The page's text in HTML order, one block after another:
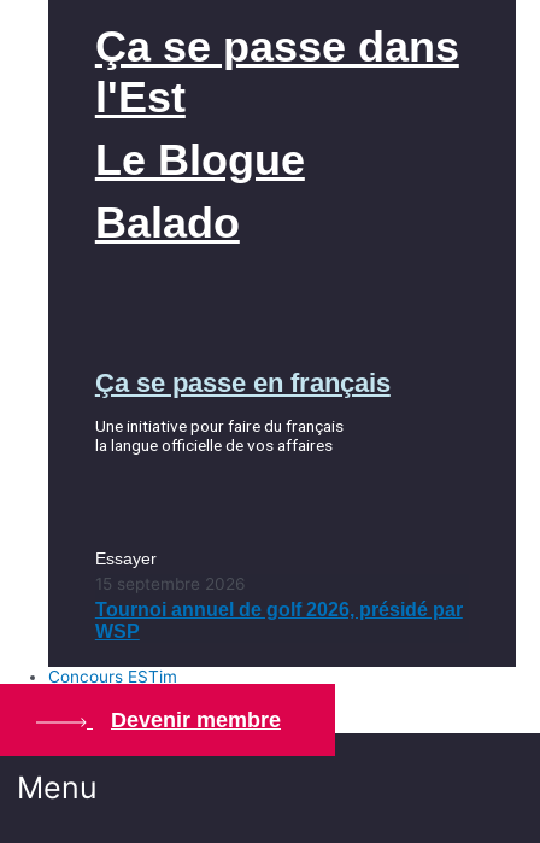
Ça se passe dans
l'Est
Le Blogue
Balado
Ça se passe en français
Une initiative pour faire du français
la langue officielle de vos affaires
Essayer
15 septembre 2026
Tournoi annuel de golf 2026, présidé par
WSP
Concours ESTim
Devenir membre
Menu